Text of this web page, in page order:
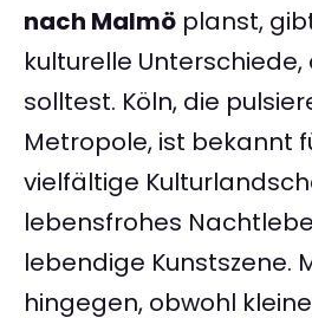
nach Malmö planst,
kulturelle
solltest. Köln, die
Metropole, ist bekannt
vielfältige
lebensfrohes
lebendige Kunstszene.
hingegen, obwohl